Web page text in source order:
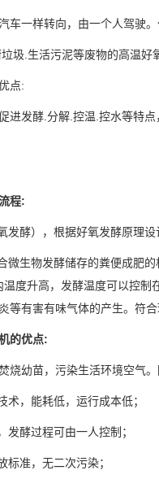
车一样转向，由一个人驾驶
圾.生活污泥等废物的高温
点:
进发酵.分解.控温.控水等特
程:
发酵），根据好氧发酵原理
微生物发酵储存的粪便成肥
度升高，发酵温度可以控
等有害有味气体的产生。符
的优点:
烧幼苗，污染生活环境空气
，能耗低，运行成本低；
酵过程可由一人控制；
准，无二次污染；